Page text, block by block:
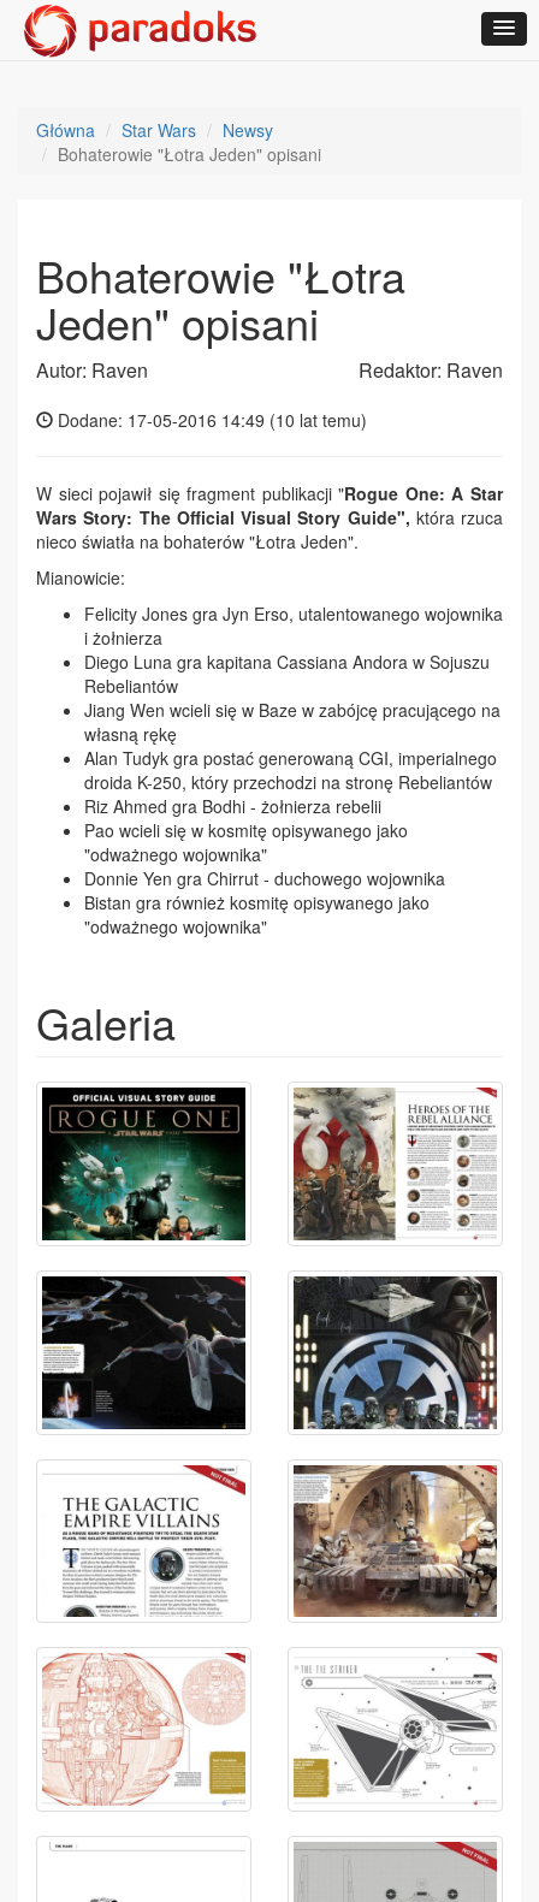
Główna Star Wars
Newsy
Bohaterowie "Łotra Jeden" opisani
Bohaterowie "Łotra
Jeden" opisani
Autor: Raven Redaktor: Raven
Dodane: 17-05-2016 14:49 (10 lat temu)
W sieci pojawił się fragment publikacji "Rogue One: A Star
Wars Story: The Official Visual Story Guide", która rzuca
nieco światła na bohaterów "Łotra Jeden".
Mianowicie:
Felicity Jones gra Jyn Erso, utalentowanego wojownika
i żołnierza
Diego Luna gra kapitana Cassiana Andora w Sojuszu
Rebeliantów
Jiang Wen wcieli się w Baze w zabójcę pracującego na
własną rękę
Alan Tudyk gra postać generowaną CGI, imperialnego
droida K-250, który przechodzi na stronę Rebeliantów
Riz Ahmed gra Bodhi - żołnierza rebelii
Pao wcieli się w kosmitę opisywanego jako
"odważnego wojownika"
Donnie Yen gra Chirrut - duchowego wojownika
Bistan gra również kosmitę opisywanego jako
"odważnego wojownika"
Galeria